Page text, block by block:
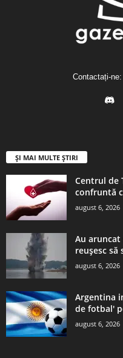
Contactați-ne:
ȘI MAI MULTE ȘTIRI
Centrul de
confruntă
august 6, 2026
Au aruncat
reușesc să
august 6, 2026
Argentina
de fotbal'
august 6, 2026